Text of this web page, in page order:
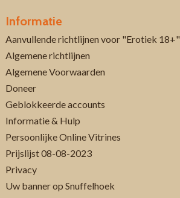
Informatie
Aanvullende richtlijnen voor "Erotiek 18+"
Algemene richtlijnen
Algemene Voorwaarden
Doneer
Geblokkeerde accounts
Informatie & Hulp
Persoonlijke Online Vitrines
Prijslijst 08-08-2023
Privacy
Uw banner op Snuffelhoek